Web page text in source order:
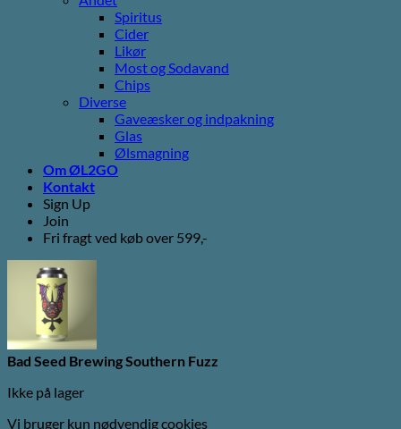
Spiritus
Cider
Likør
Most og Sodavand
Chips
Diverse
Gaveæsker og indpakning
Glas
Ølsmagning
Om ØL2GO
Kontakt
Sign Up
Join
Fri fragt ved køb over 599,-
Bad Seed Brewing Southern Fuzz
Ikke på lager
Vi bruger kun nødvendig cookies